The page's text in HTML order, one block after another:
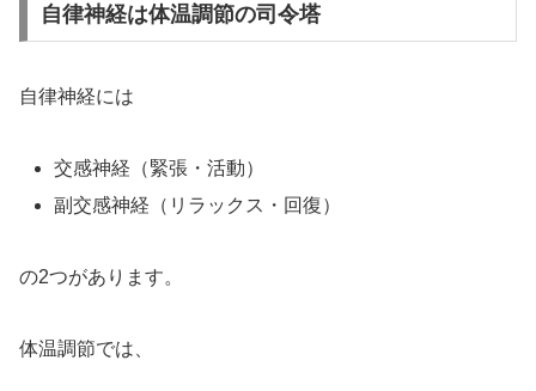
自律神経は体温調節の司令塔
自律神経には
交感神経（緊張・活動）
副交感神経（リラックス・回復）
の2つがあります。
体温調節では、